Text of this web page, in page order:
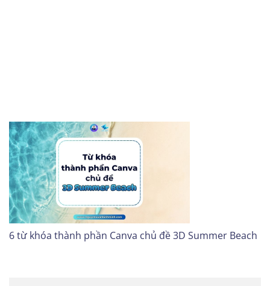
6 từ khóa thành phần Canva chủ đề 3D Summer Beach